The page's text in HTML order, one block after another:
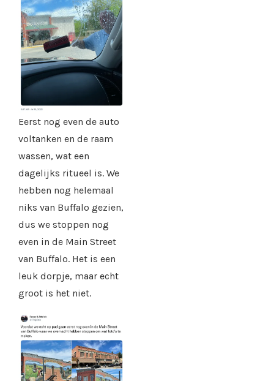
Eerst nog even de auto
voltanken en de raam
wassen, wat een
dagelijks ritueel is. We
hebben nog helemaal
niks van Buffalo gezien,
dus we stoppen nog
even in de Main Street
van Buffalo. Het is een
leuk dorpje, maar echt
groot is het niet.